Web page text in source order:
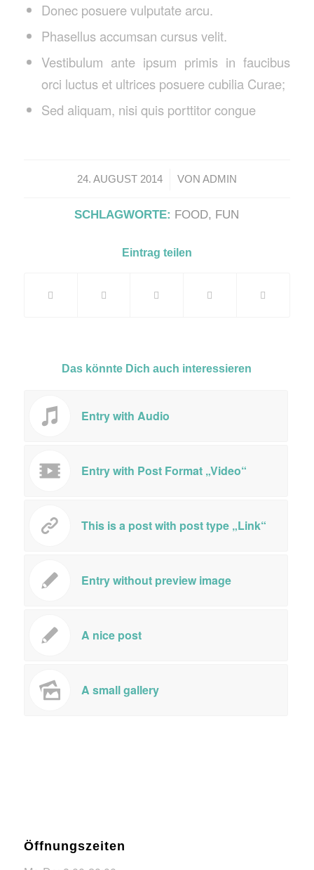
Donec posuere vulputate arcu.
Phasellus accumsan cursus velit.
Vestibulum ante ipsum primis in faucibus
orci luctus et ultrices posuere cubilia Curae;
Sed aliquam, nisi quis porttitor congue
24. AUGUST 2014
/ VON ADMIN
SCHLAGWORTE: FOOD, FUN
Eintrag teilen
Das könnte Dich auch interessieren
Entry with Audio
Entry with Post Format „Video“
This is a post with post type „Link“
Entry without preview image
A nice post
A small gallery
Öffnungszeiten